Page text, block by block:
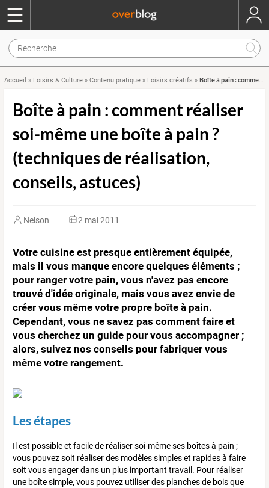
Accueil » Loisirs & Culture » Contenu pratique » Loisirs créatifs » Boîte à pain : comment réaliser soi-même une boîte à pain ? (techniques de réalisation, conseils, astuces)
Boîte à pain : comment réaliser
soi-même une boîte à pain ?
(techniques de réalisation,
conseils, astuces)
Nelson 2 mai 2011
Votre cuisine est presque entièrement équipée,
mais il vous manque encore quelques éléments ;
pour ranger votre pain, vous n'avez pas encore
trouvé d'idée originale, mais vous avez envie de
créer vous même votre propre boîte à pain.
Cependant, vous ne savez pas comment faire et
vous cherchez un guide pour vous accompagner ;
alors, suivez nos conseils pour fabriquer vous
même votre rangement.
Les étapes
Il est possible et facile de réaliser soi-même ses boîtes à pain ;
vous pouvez soit réaliser des modèles simples et rapides à faire
soit vous engager dans un plus important travail. Pour réaliser
une boîte simple, vous pouvez utiliser des planches de bois que